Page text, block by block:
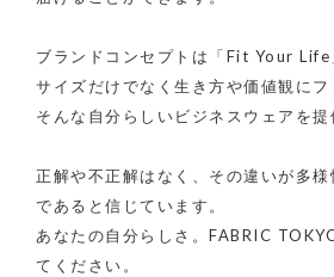
ブランドコンセプトは「Fit Your Life
サイズだけでなく生き方や価値観にフ
そんな自分らしいビジネスウェアを提
正解や不正解はなく、その違いが多様
であると信じています。
あなたの自分らしさ。FABRIC
てください。